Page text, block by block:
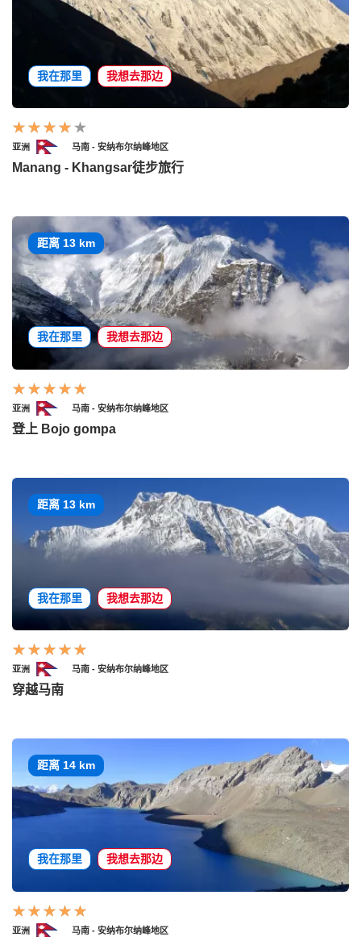
我在那里 我想去那边
亚洲 马南 - 安纳布尔纳峰地区
Manang - Khangsar徒步旅行
距离 13 km
我在那里 我想去那边
亚洲 马南 - 安纳布尔纳峰地区
登上 Bojo gompa
距离 13 km
我在那里 我想去那边
亚洲 马南 - 安纳布尔纳峰地区
穿越马南
距离 14 km
我在那里 我想去那边
亚洲 马南 - 安纳布尔纳峰地区